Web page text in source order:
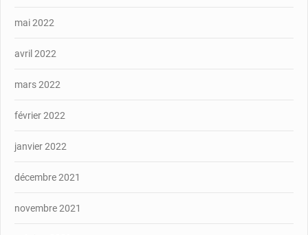
mai 2022
avril 2022
mars 2022
février 2022
janvier 2022
décembre 2021
novembre 2021